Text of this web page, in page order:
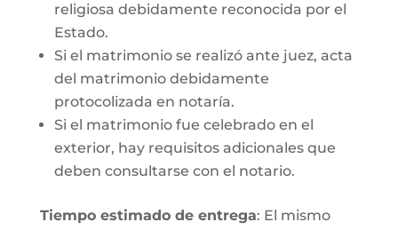
religiosa debidamente reconocida por el
Estado.
Si el matrimonio se realizó ante juez, acta
del matrimonio debidamente
protocolizada en notaría.
Si el matrimonio fue celebrado en el
exterior, hay requisitos adicionales que
deben consultarse con el notario.
Tiempo estimado de entrega: El mismo